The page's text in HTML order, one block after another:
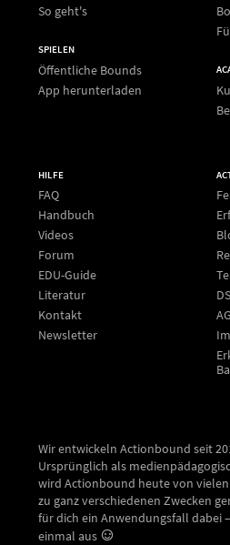
So geht's
SPIELEN
Öffentliche Bounds
App herunterladen
HILFE
FAQ
Handbuch
Videos
Forum
EDU-Guide
Literatur
Kontakt
Newsletter
Wir entwickeln Actionbound seit
Ursprünglich als
wird Actionbound heute von
zu ganz verschiedenen Zwecken
für dich ein Anwendungsfall dabei
einmal aus